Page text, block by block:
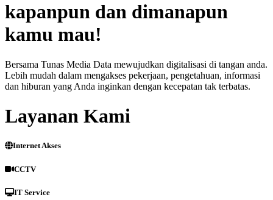
kapanpun dan dimanapun
kamu mau!
Bersama Tunas Media Data mewujudkan digitalisasi di tangan anda.
Lebih mudah dalam mengakses pekerjaan, pengetahuan, informasi
dan hiburan yang Anda inginkan dengan kecepatan tak terbatas.
Layanan Kami
Internet Akses
CCTV
IT Service